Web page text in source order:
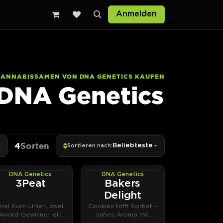
Anmelden
VON DNA GENETICS KAUFEN
Genetics
4Sorten Sortieren nach: Beliebteste
PHOTOFEM
DNA Genetics
3Peat
Kush-Linien, zwei
Award-Gewinner, ein
PHOTOFEM
DNA Genetics
Bakers
Delight
Cookies trifft Sorbet –
süßes Aroma mit